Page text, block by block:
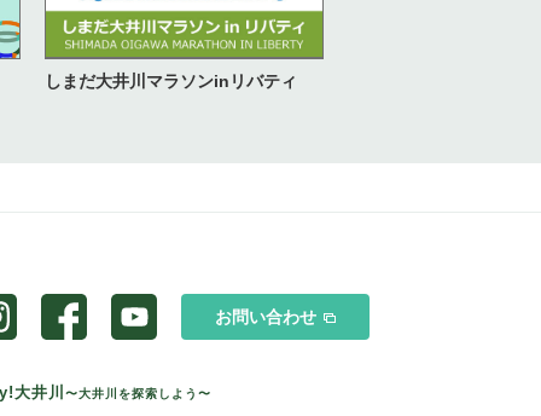
しまだ大井川マラソンinリバティ
お問い合わせ
大井川 〜大井川を探索しよう〜